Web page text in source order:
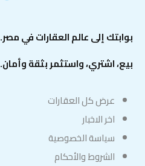
بوابتك إلى عالم العقارات في مصر.
بيع، اشتري، واستثمر بثقة وأمان.
عرض كل العقارات
اخر الاخبار
سياسة الخصوصية
الشروط والأحكام